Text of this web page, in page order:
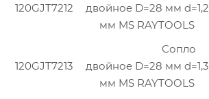
120GJT7212
двойное D=28 мм d=1,2
мм MS RAYTOOLS
120GJT7213
Сопло
двойное D=28 мм d=1,3
мм MS RAYTOOLS